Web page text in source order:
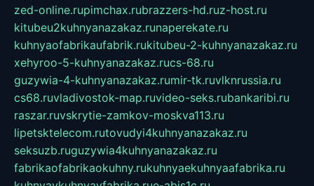
zed-online.rupimchax.rubrazzers-hd.ruz-host.ru
kitubeu2kuhnyanazakaz.runaperekate.ru
kuhnyaofabrikaufabrik.rukitubeu-2-kuhnyanazakaz.ru
xehyroo-5-kuhnyanazakaz.rucs-68.ru
guzywia-4-kuhnyanazakaz.rumir-tk.ruvlknrussia.ru
cs68.ruvladivostok-map.ruvideo-seks.rubankaribi.ru
raszar.ruvskrytie-zamkov-moskva113.ru
lipetsktelecom.rutovudyi4kuhnyanazakaz.ru
seksuzb.ruguzywia4kuhnyanazakaz.ru
fabrikaofabrikaokuhny.rukuhnyaekuhnyaafabrika.ru